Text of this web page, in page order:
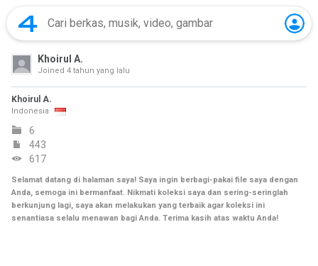
Khoirul A.
Joined 4 tahun yang lalu
Khoirul A.
Indonesia
6
443
617
Selamat datang di halaman saya! Saya ingin berbagi-pakai file saya dengan
Anda, semoga ini bermanfaat. Nikmati koleksi saya dan sering-seringlah
berkunjung lagi, saya akan melakukan yang terbaik agar koleksi ini
senantiasa selalu menawan bagi Anda. Terima kasih atas waktu Anda!